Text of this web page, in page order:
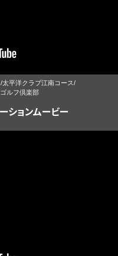
平洋クラブ江南コース/
ルフ倶楽部
ションムービー